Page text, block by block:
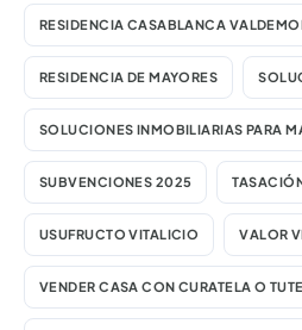
RESIDENCIA CASABLANCA
RESIDENCIA DE MAYORES
SOLUCIONES INMOBILIARIAS PARA
SUBVENCIONES 2025
USUFRUCTO VITALICIO VALOR
VENDER CASA CON CURATELA O